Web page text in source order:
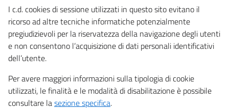
I c.d. cookies di sessione utilizzati in questo sito evitano il
ricorso ad altre tecniche informatiche potenzialmente
pregiudizievoli per la riservatezza della navigazione degli utenti
e non consentono l’acquisizione di dati personali identificativi
dell’utente.
Per avere maggiori informazioni sulla tipologia di cookie
utilizzati, le finalità e le modalità di disabilitazione è possibile
consultare lasezione specifica.